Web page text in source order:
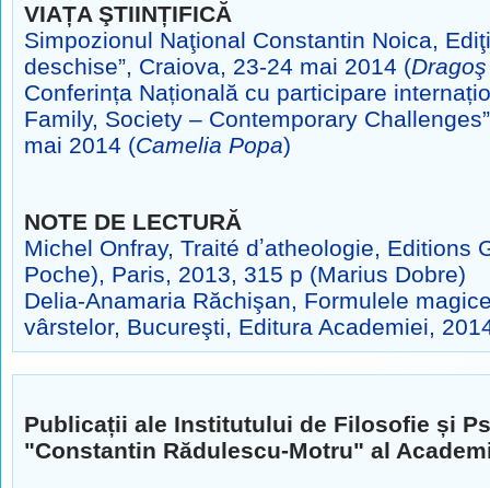
VIAȚA ŞTIINȚIFICĂ
Simpozionul Naţional Constantin Noica,
deschise”, Craiova, 23-24 mai 2014 (
Conferința Națională cu participare
Family, Society – Contemporary
mai 2014 (Camelia Popa)
NOTE DE LECTURĂ
Michel Onfray, Traité dʼatheologie, Editions
Poche), Paris, 2013, 315 p (Marius Dobre)
Delia-Anamaria Răchişan, Formulele
vârstelor, Bucureşti, Editura Academiei,
Publicații ale Institutului de Filosofie și
"Constantin Rădulescu-Motru" al